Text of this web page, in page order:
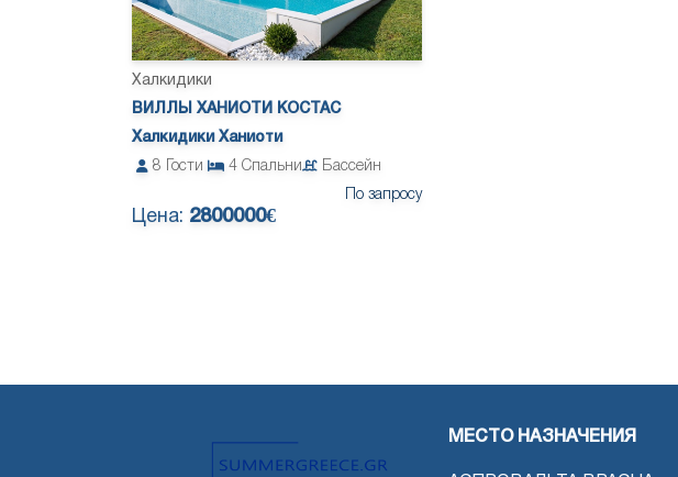
Халкидики
ВИЛЛЫ ХАНИОТИ КОСТАС
Халкидики Ханиоти
8
Гости 4 Спальни
Бассейн
По запросу
Цена: 2800000€
МЕСТО НАЗНАЧЕНИЯ